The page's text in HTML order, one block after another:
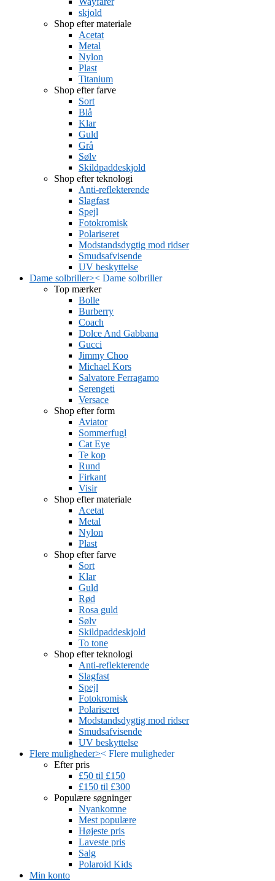
skjold
Shop efter materiale
Acetat
Metal
Nylon
Plast
Titanium
Shop efter farve
Sort
Blå
Klar
Guld
Grå
Sølv
Skildpaddeskjold
Shop efter teknologi
Anti-reflekterende
Slagfast
Spejl
Fotokromisk
Polariseret
Modstandsdygtig mod ridser
Smudsafvisende
UV beskyttelse
Dame solbriller>< Dame solbriller
Top mærker
Bolle
Burberry
Coach
Dolce And Gabbana
Gucci
Jimmy Choo
Michael Kors
Salvatore Ferragamo
Serengeti
Versace
Shop efter form
Aviator
Sommerfugl
Cat Eye
Te kop
Rund
Firkant
Visir
Shop efter materiale
Acetat
Metal
Nylon
Plast
Shop efter farve
Sort
Klar
Guld
Rød
Rosa guld
Sølv
Skildpaddeskjold
To tone
Shop efter teknologi
Anti-reflekterende
Slagfast
Spejl
Fotokromisk
Polariseret
Modstandsdygtig mod ridser
Smudsafvisende
UV beskyttelse
Flere muligheder>< Flere muligheder
Efter pris
£50 til £150
£150 til £300
Populære søgninger
Nyankomne
Mest populære
Højeste pris
Laveste pris
Salg
Polaroid Kids
Min konto